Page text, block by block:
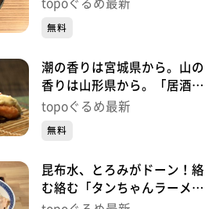
topoぐるめ最新
無料
潮の香りは宮城県から。山の
香りは山形県から。「居酒屋
まるゆき」（若林区清水小
topoぐるめ最新
無料
昆布水、とろみがドーン！絡
む絡む「タンちゃんラーメン
昆布水つけ麺」（青葉区花京